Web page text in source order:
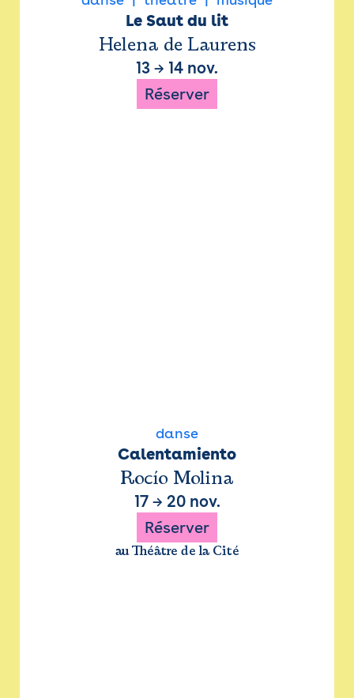
Le Saut du lit
Helena de Laurens
13 → 14 nov.
Réserver
danse
Calentamiento
Rocío Molina
17→ 20 nov.
Réserver
au Théâtre de la Cité